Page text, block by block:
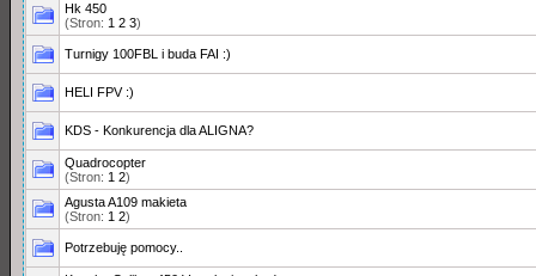
Hk 450
(Stron: 1 2 3)
Turnigy 100FBL i buda FAI :)
HELI FPV :)
KDS - Konkurencja dla ALIGNA?
Quadrocopter
(Stron: 1 2)
Agusta A109 makieta
(Stron: 1 2)
Potrzebuję pomocy..